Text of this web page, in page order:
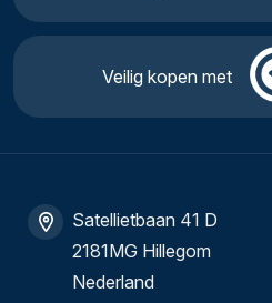
Veilig kopen met
Satellietbaan 41 D
2181MG Hillegom
Nederland